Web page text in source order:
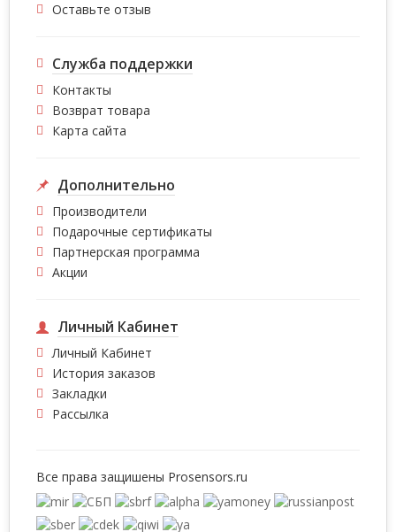
Оставьте отзыв
Служба поддержки
Контакты
Возврат товара
Карта сайта
Дополнительно
Производители
Подарочные сертификаты
Партнерская программа
Акции
Личный Кабинет
Личный Кабинет
История заказов
Закладки
Рассылка
Все права защишены Prosensors.ru